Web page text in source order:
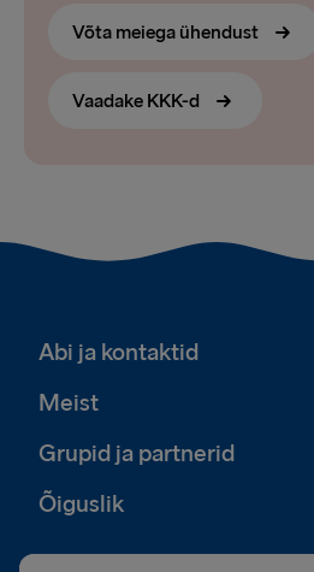
Võta meiega ühendust
Vaadake KKK-d
Abi ja kontaktid
Meist
Grupid ja partnerid
Õiguslik